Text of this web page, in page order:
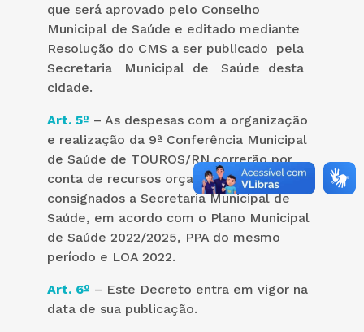
que será aprovado pelo Conselho
Municipal de Saúde e editado mediante
Resolução do CMS a ser publicado pela
Secretaria Municipal de Saúde desta
cidade.
Art. 5º – As despesas com a organização
e realização da 9ª Conferência Municipal
de Saúde de TOUROS/RN correrão por
conta de recursos orçamentários
consignados a Secretaria Municipal de
Saúde, em acordo com o Plano Municipal
de Saúde 2022/2025, PPA do mesmo
período e LOA 2022.
Art. 6º – Este Decreto entra em vigor na
data de sua publicação.